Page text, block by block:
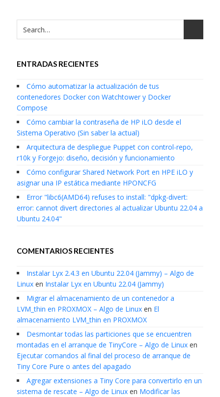
ENTRADAS RECIENTES
Cómo automatizar la actualización de tus
contenedores Docker con Watchtower y Docker
Compose
Cómo cambiar la contraseña de HP iLO desde el
Sistema Operativo (Sin saber la actual)
Arquitectura de despliegue Puppet con control-repo,
r10k y Forgejo: diseño, decisión y funcionamiento
Cómo configurar Shared Network Port en HPE iLO y
asignar una IP estática mediante HPONCFG
Error "libc6(AMD64) refuses to install: "dpkg-divert:
error: cannot divert directories al actualizar Ubuntu 22.04 a
Ubuntu 24.04"
COMENTARIOS RECIENTES
Instalar Lyx 2.4.3 en Ubuntu 22.04 (Jammy) – Algo de
Linuxen Instalar Lyx en Ubuntu 22.04 (Jammy)
Migrar el almacenamiento de un contenedor a
LVM_thin en PROXMOX – Algo de Linuxen El
almacenamiento LVM_thin en PROXMOX
Desmontar todas las particiones que se encuentren
montadas en el arranque de TinyCore – Algo de Linuxen
Ejecutar comandos al final del proceso de arranque de
Tiny Core Pure o antes del apagado
Agregar extensiones a Tiny Core para convertirlo en un
sistema de rescate – Algo de Linuxen Modificar las